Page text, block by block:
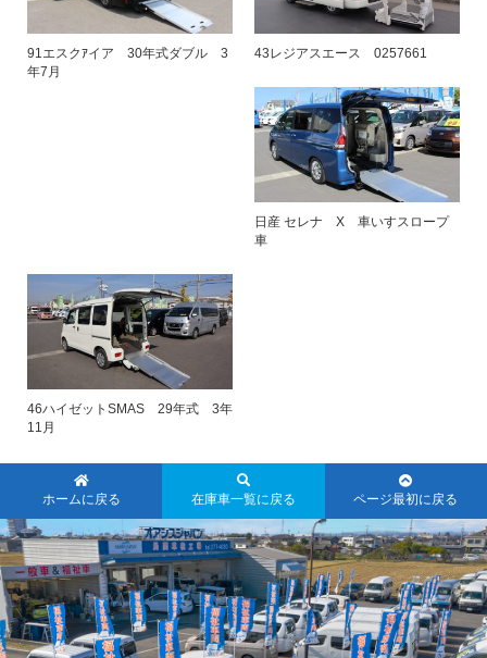
91エスクｱイア 30年式ダブル 3
年7月
43レジアスエース 0257661
日産 セレナ X 車いすスロープ
車
46ハイゼットSMAS 29年式 3年
11月
ホームに戻る 在庫車一覧に戻る ページ最初に戻る